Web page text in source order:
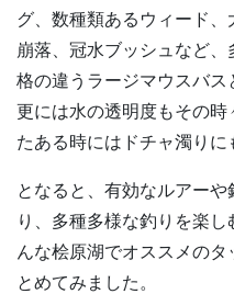
グ、数種類あるウィード、
崩落、冠水ブッシュなど
格の違うラージマウスバス
更には水の透明度もその
たある時にはドチャ濁りに
となると、有効なルアー
り、多種多様な釣りを楽
んな桧原湖でオススメの
とめてみました。